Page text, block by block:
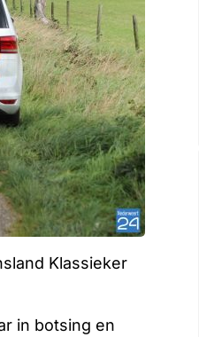
Klassieker
in botsing en